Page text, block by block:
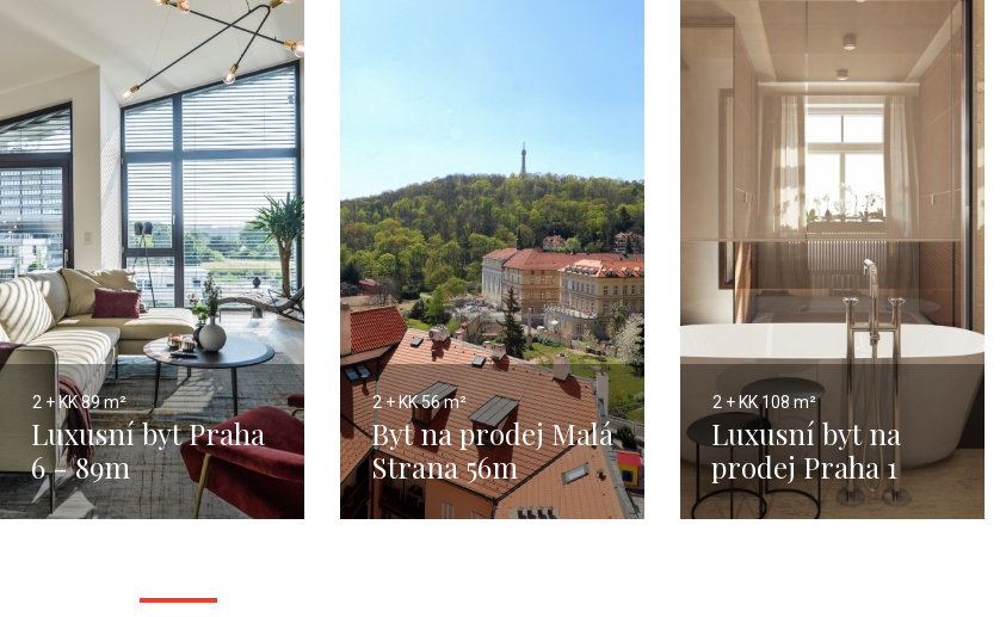
2 + KK89 m²
Luxusní byt Praha
6 - 89m
2 + KK56 m²
Byt na prodej Malá
Strana 56m
2 + KK108 m²
Luxusní byt na
prodej Praha 1
Josefov - 108m